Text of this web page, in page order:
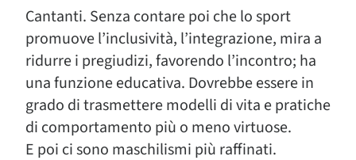
Cantanti. Senza contare poi che lo sport
promuove l’inclusività, l’integrazione, mira a
ridurre i pregiudizi, favorendo l’incontro; ha
una funzione educativa. Dovrebbe essere in
grado di trasmettere modelli di vita e pratiche
di comportamento più o meno virtuose.
E poi ci sono maschilismi più raffinati.